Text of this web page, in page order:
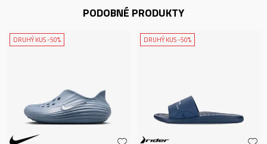
PODOBNÉ PRODUKTY
DRUHÝ KUS -50% DRUHÝ KUS -50%